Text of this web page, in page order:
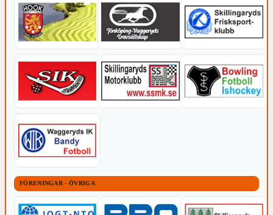
FÖRENINGAR - ÖVRIGA